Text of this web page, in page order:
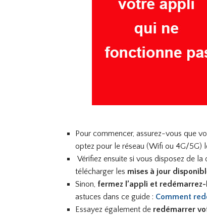
Pour commencer, assurez-vous que
optez pour le réseau (Wifi ou 4G/5G)
Vérifiez ensuite si vous disposez de la
télécharger les mises à jour
Sinon, fermez l’appli et
astuces dans ce guide : Comment
Essayez également de redémarrer